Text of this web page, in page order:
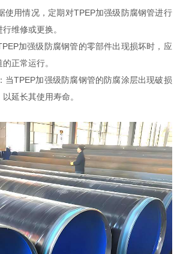
使用情况，定期对TPEP加强级防腐钢管进行
维修或更换。
加强级防腐钢管的零部件出现损坏时，应
正常运行。
当TPEP加强级防腐钢管的防腐涂层出现破损
延长其使用寿命。